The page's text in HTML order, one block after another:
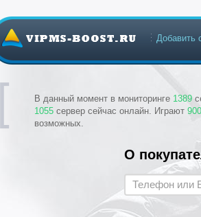
В данный момент в мониторинге 1389
1055 сервер сейчас онлайн. Играют
возможных.
Добавить
О